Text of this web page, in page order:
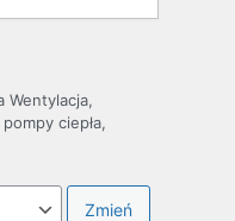
Wentylacja,
ciepła,